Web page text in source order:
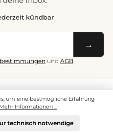
kündbar
→
und AGB.
- Alle Rechte vorbehalten.
um eine bestmögliche Erfahrung
Mehr Informationen ...
technisch notwendige